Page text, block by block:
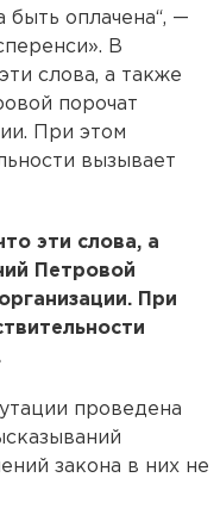
быть оплачена“, —
В
слова, а также
порочат
При этом
вызывает
эти слова, а
Петровой
При
проведена
закона в них не